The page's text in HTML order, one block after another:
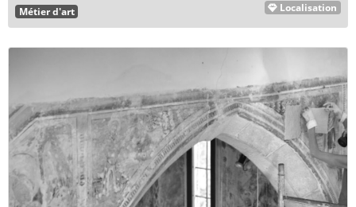
Métier d'art Localisation